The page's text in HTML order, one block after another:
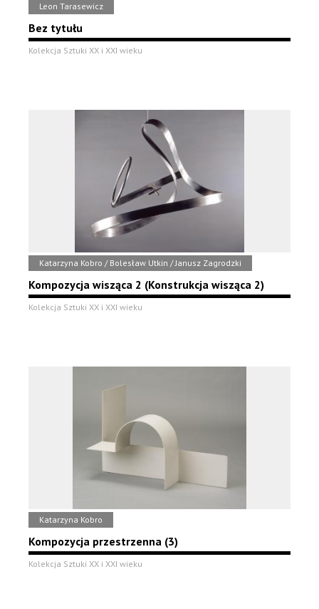
Leon Tarasewicz
Bez tytułu
Kolekcja Sztuki XX i XXI wieku
Katarzyna Kobro / Bolesław Utkin / Janusz Zagrodzki
Kompozycja wisząca 2 (Konstrukcja wisząca 2)
Kolekcja Sztuki XX i XXI wieku
Katarzyna Kobro
Kompozycja przestrzenna (3)
Kolekcja Sztuki XX i XXI wieku